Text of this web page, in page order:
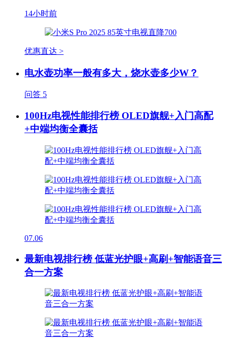
14小时前
优惠直达 >
电水壶功率一般有多大，烧水壶多少W？
问答 5
100Hz电视性能排行榜 OLED旗舰+入门高配
+中端均衡全囊括
07.06
最新电视排行榜 低蓝光护眼+高刷+智能语音三
合一方案